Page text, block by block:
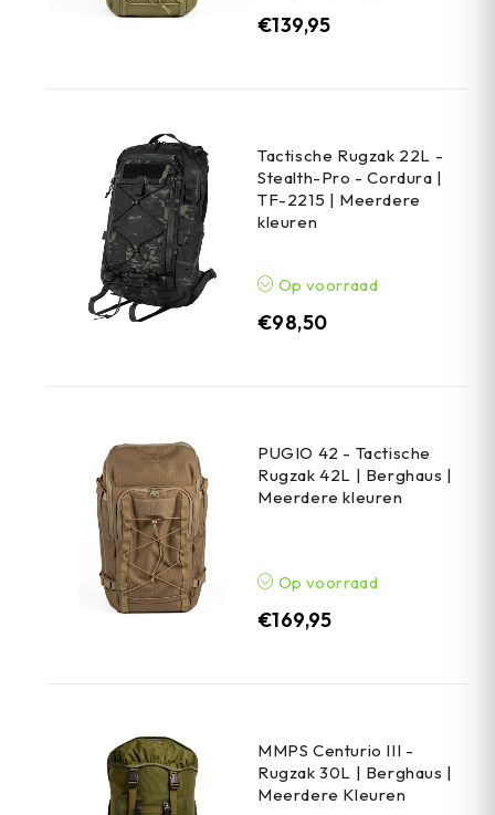
€139,95
Tactische Rugzak 22L -
Stealth-Pro - Cordura |
TF-2215 | Meerdere
kleuren
Op voorraad
€98,50
PUGIO 42 - Tactische
Rugzak 42L | Berghaus |
Meerdere kleuren
Op voorraad
€169,95
MMPS Centurio III -
Rugzak 30L | Berghaus |
Meerdere Kleuren